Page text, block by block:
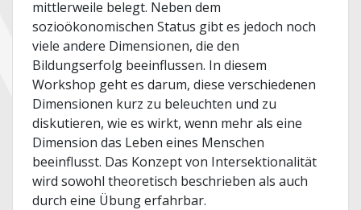
mittlerweile belegt. Neben dem
sozioökonomischen Status gibt es jedoch noch
viele andere Dimensionen, die den
Bildungserfolg beeinflussen. In diesem
Workshop geht es darum, diese verschiedenen
Dimensionen kurz zu beleuchten und zu
diskutieren, wie es wirkt, wenn mehr als eine
Dimension das Leben eines Menschen
beeinflusst. Das Konzept von Intersektionalität
wird sowohl theoretisch beschrieben als auch
durch eine Übung erfahrbar.